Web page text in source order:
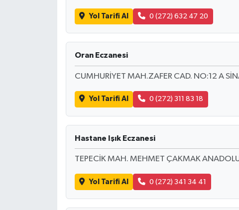
Yol Tarifi Al 0 (272) 632 47 20
Oran Eczanesi
CUMHURİYET MAH.ZAFER CAD. NO:12 A
Yol Tarifi Al 0 (272) 311 83 18
Hastane Işık Eczanesi
TEPECİK MAH. MEHMET ÇAKMAK
Yol Tarifi Al 0 (272) 341 34 41